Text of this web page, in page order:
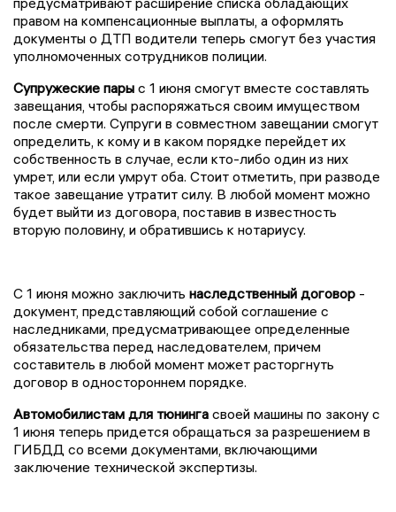
правом на компенсационные выплаты, а оформлять
документы о ДТП водители теперь смогут без участия
уполномоченных сотрудников полиции.
Супружеские пары с 1 июня смогут вместе составлять
завещания, чтобы распоряжаться своим имуществом
после смерти. Супруги в совместном завещании смогут
определить, к кому и в каком порядке перейдет их
собственность в случае, если кто-либо один из них
умрет, или если умрут оба. Стоит отметить, при разводе
такое завещание утратит силу. В любой момент можно
будет выйти из договора, поставив в известность
вторую половину, и обратившись к нотариусу.
С 1 июня можно заключить наследственный договор -
документ, представляющий собой соглашение с
наследниками, предусматривающее определенные
обязательства перед наследователем, причем
составитель в любой момент может расторгнуть
договор в одностороннем порядке.
Автомобилистам для тюнинга своей машины по закону с
1 июня теперь придется обращаться за разрешением в
ГИБДД со всеми документами, включающими
заключение технической экспертизы.